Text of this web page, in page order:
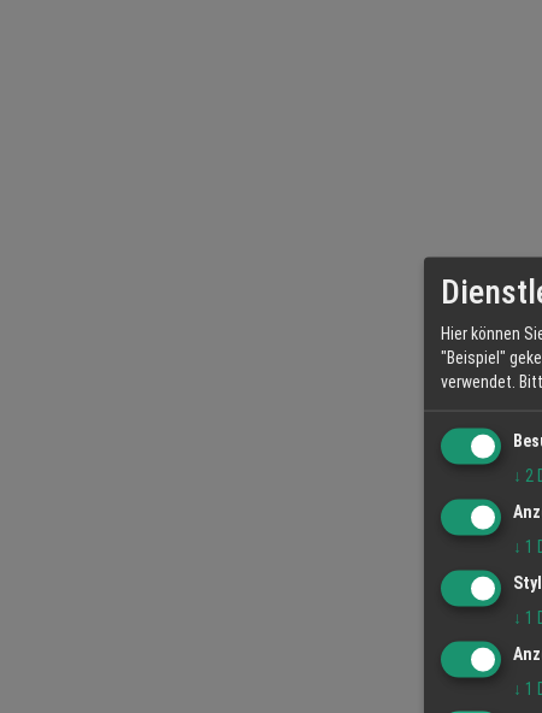
Hier können
"Beispiel"
verwendet.
↓ 2
↓ 1
↓ 1
↓ 1